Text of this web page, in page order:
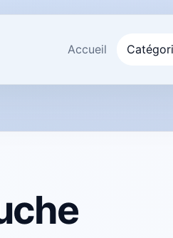
Accueil